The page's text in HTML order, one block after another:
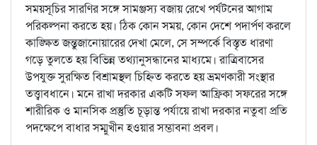
সময়সূচির সারণির সঙ্গে সামঞ্জস্য বজায় রেখে পর্যটনের আগাম
পরিকল্পনা করতে হয়। ঠিক কোন সময়, কোন দেশে পদার্পণ করলে
কাঙ্ক্ষিত জন্তুজানোয়ারের দেখা মেলে, সে সম্পর্কে বিস্তৃত ধারণা
গড়ে তুলতে হয় বিভিন্ন তথ্যানুসন্ধানের মাধ্যমে। রাত্রিবাসের
উপযুক্ত সুরক্ষিত বিশ্রামস্থল চিহ্নিত করতে হয় ভ্রমণকারী সংস্থার
তত্ত্বাবধানে। মনে রাখা দরকার একটি সফল আফ্রিকা সফরের সঙ্গে
শারীরিক ও মানসিক প্রস্তুতি চূড়ান্ত পর্যায়ে রাখা দরকার নতুবা প্রতি
পদক্ষেপে বাধার সম্মুখীন হওয়ার সম্ভাবনা প্রবল।